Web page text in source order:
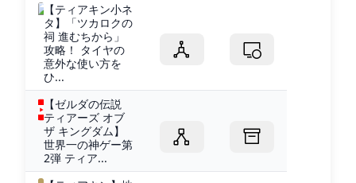
【ティアキン小ネ
タ】「ツカロクの
祠 進むちから」
攻略！ タイヤの
意外な使い方を
ひ...
【ゼルダの伝説
ティアーズ オブ
ザ キングダム】
世界一の神ゲー第
2弾 ティア...